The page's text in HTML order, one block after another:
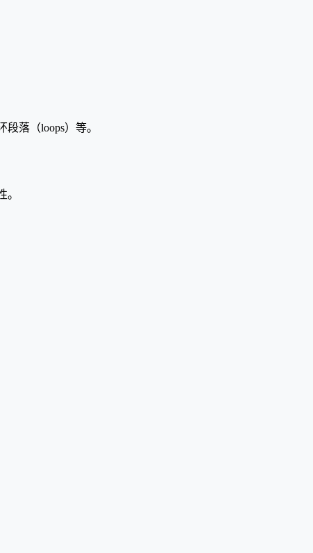
落（loops）等。